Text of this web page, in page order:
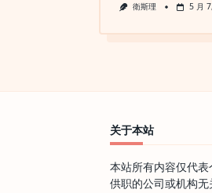
衛斯理 5 月
关于本站
本站所有内容仅代
供职的公司或机构无